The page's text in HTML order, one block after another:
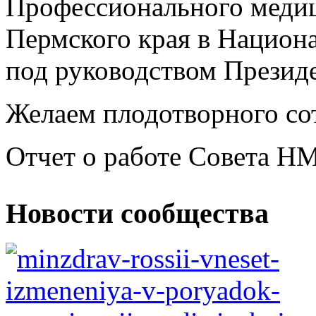
Профессионального
Пермского края в
под руководством
Желаем плодотворного
Отчет о работе Совета
Новости сообщества